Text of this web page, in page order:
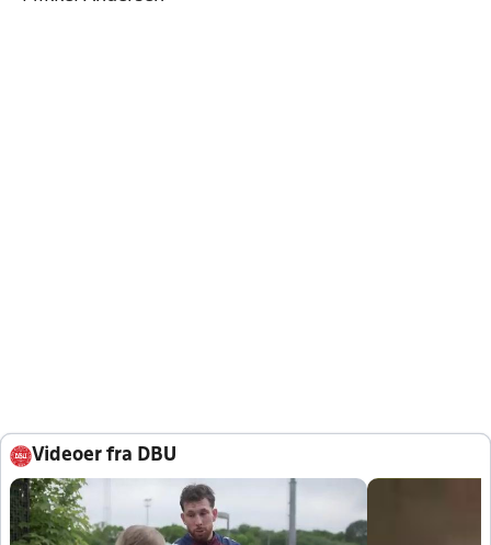
Videoer fra DBU